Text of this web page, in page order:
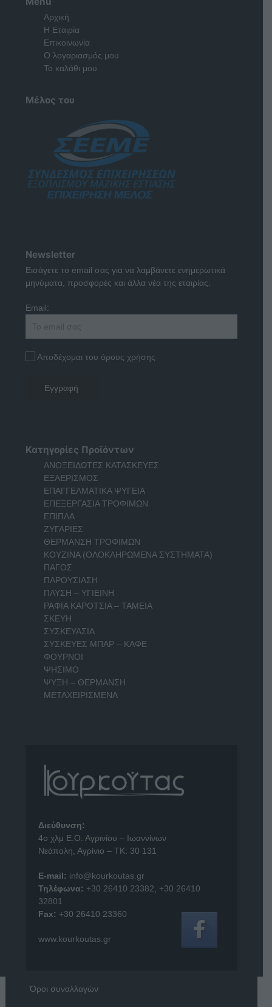
Αρχική
Η Εταιρία
Επικοινωνία
Ο λογαριασμός μου
Το καλάθι μου
Μέλος του
Newsletter
Εισάγετε το email σας για να λαμβάνετε ενημερωτικά
μηνύματα, προσφορές και άλλα νέα της εταιρίας.
Email:
Αποδέχομαι του όρους χρήσης
Κατηγορίες Προϊόντων
ΑΝΟΞΕΙΔΩΤΕΣ ΚΑΤΑΣΚΕΥΕΣ
ΕΞΑΕΡΙΣΜΟΣ
ΕΠΑΓΓΕΛΜΑΤΙΚΑ ΨΥΓΕΙΑ
ΕΠΕΞΕΡΓΑΣΙΑ ΤΡΟΦΙΜΩΝ
ΕΠΙΠΛΑ
ΖΥΓΑΡΙΕΣ
ΘΕΡΜΑΝΣΗ ΤΡΟΦΙΜΩΝ
ΚΟΥΖΙΝΑ (ΟΛΟΚΛΗΡΩΜΕΝΑ ΣΥΣΤΗΜΑΤΑ)
ΠΑΓΟΣ
ΠΑΡΟΥΣΙΑΣΗ
ΠΛΥΣΗ – ΥΓΙΕΙΝΗ
ΡΑΦΙΑ ΚΑΡΟΤΣΙΑ – ΤΑΜΕΙΑ
ΣΚΕΥΗ
ΣΥΣΚΕΥΑΣΙΑ
ΣΥΣΚΕΥΕΣ ΜΠΑΡ – ΚΑΦΕ
ΦΟΥΡΝΟΙ
ΨΗΣΙΜΟ
ΨΥΞΗ – ΘΕΡΜΑΝΣΗ
ΜΕΤΑΧΕΙΡΙΣΜΕΝΑ
Διεύθυνση:
4o χλμ Ε.Ο. Αγρινίου – Ιωαννίνων
Νεάπολη, Αγρίνιο – ΤΚ: 30 131
E-mail: info@kourkoutas.gr
Τηλέφωνα: +30 26410 23382
+30 26410
32801
Fax: +30 26410 23360
www.kourkoutas.gr
Όροι συναλλαγών